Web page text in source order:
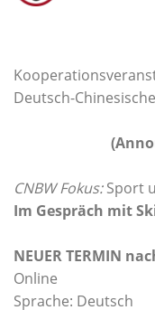
Deutsch-
CNBW Fokus:Sport
Im Gespräch mit
NEUER TERMIN
Online
Sprache: Deutsch